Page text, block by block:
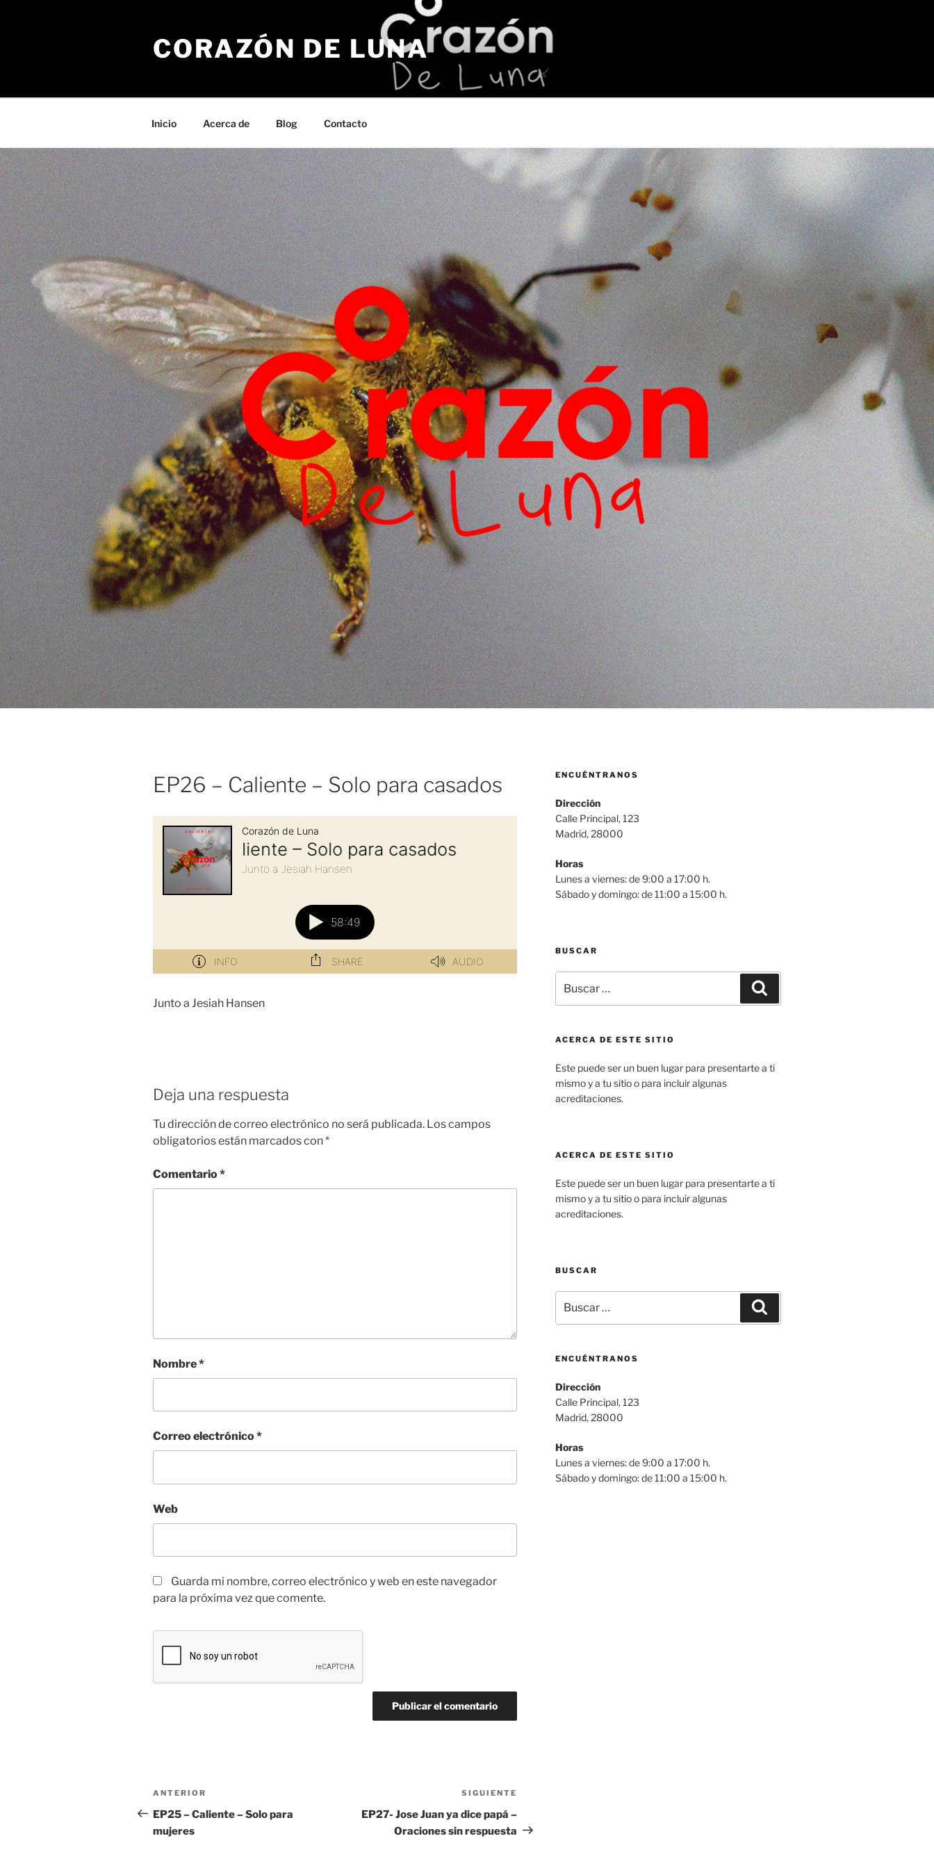
CORAZÓN DE LUNA
Inicio Acerca de Blog Contacto
EP26 – Caliente – Solo para casados
Junto a Jesiah Hansen
Deja una respuesta
Tu dirección de correo electrónico no será publicada. Los campos
obligatorios están marcados con*
Comentario*
Nombre*
Correo electrónico*
Web
Guarda mi nombre, correo electrónico y web en este navegador
para la próxima vez que comente.
Navegación
de
entradas
Entrada
anterior:
ANTERIOR
EP25 – Caliente – Solo para
mujeres
entrada
SIGUIENTE
EP27- Jose Juan ya dice papá –
Oraciones sin respuesta
ENCUÉNTRANOS
Dirección
Calle Principal, 123
Madrid, 28000
Horas
Lunes a viernes: de 9:00 a 17:00 h.
Sábado y domingo: de 11:00 a 15:00 h.
BUSCAR
por:
ACERCA DE ESTE SITIO
Este puede ser un buen lugar para presentarte a ti
mismo y a tu sitio o para incluir algunas
acreditaciones.
ACERCA DE ESTE SITIO
Este puede ser un buen lugar para presentarte a ti
mismo y a tu sitio o para incluir algunas
acreditaciones.
BUSCAR
por:
ENCUÉNTRANOS
Dirección
Calle Principal, 123
Madrid, 28000
Horas
Lunes a viernes: de 9:00 a 17:00 h.
Sábado y domingo: de 11:00 a 15:00 h.